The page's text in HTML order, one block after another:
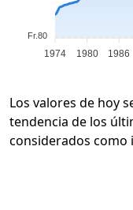
Fr.80
1974 1980 1986
Los valores de hoy
tendencia de los
considerados